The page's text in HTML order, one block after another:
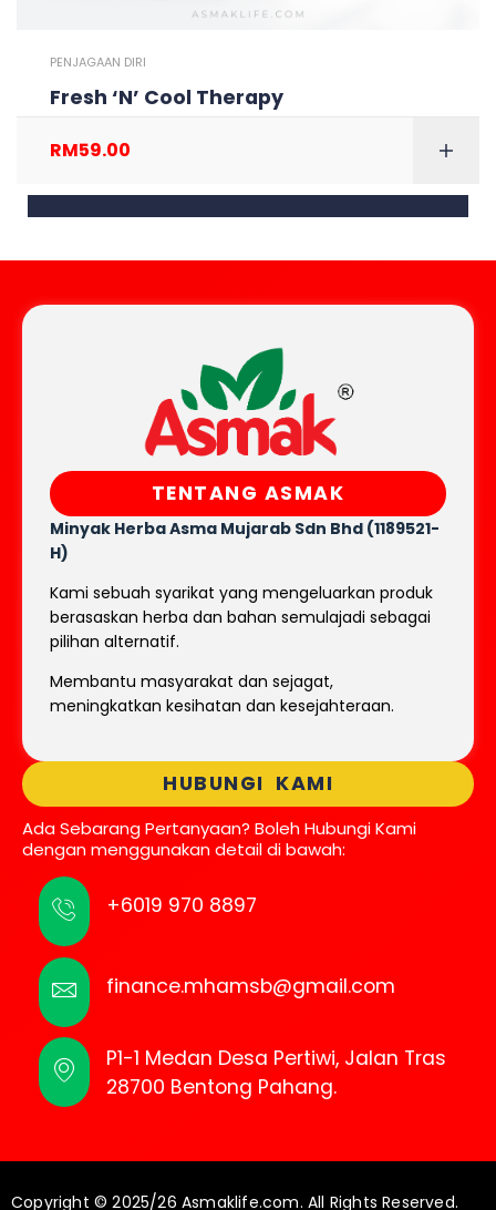
PENJAGAAN DIRI
Fresh ‘N’ Cool Therapy
RM59.00
TENTANG ASMAK
Minyak Herba Asma Mujarab Sdn Bhd (1189521-
H)
Kami sebuah syarikat yang mengeluarkan produk
berasaskan herba dan bahan semulajadi sebagai
pilihan alternatif.
Membantu masyarakat dan sejagat,
meningkatkan kesihatan dan kesejahteraan.
HUBUNGI KAMI
Ada Sebarang Pertanyaan? Boleh Hubungi Kami
dengan menggunakan detail di bawah:
+6019 970 8897
finance.mhamsb@gmail.com
P1-1 Medan Desa Pertiwi, Jalan Tras
28700 Bentong Pahang.
Copyright © 2025/26 Asmaklife.com. All Rights Reserved.